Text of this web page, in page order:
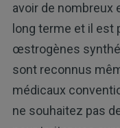
avoir de
long terme et il est
œstrogènes
sont reconnus
médicaux
ne souhaitez pas